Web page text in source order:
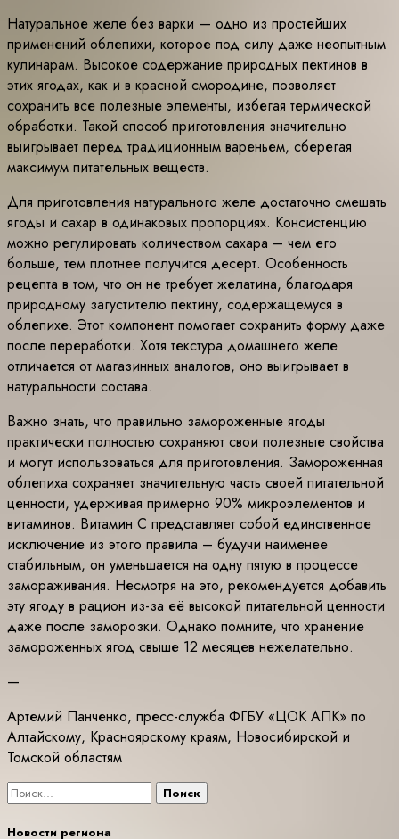
Натуральное желе без варки — одно из простейших
применений облепихи, которое под силу даже неопытным
кулинарам. Высокое содержание природных пектинов в
этих ягодах, как и в красной смородине, позволяет
сохранить все полезные элементы, избегая термической
обработки. Такой способ приготовления значительно
выигрывает перед традиционным вареньем, сберегая
максимум питательных веществ.
Для приготовления натурального желе достаточно смешать
ягоды и сахар в одинаковых пропорциях. Консистенцию
можно регулировать количеством сахара – чем его
больше, тем плотнее получится десерт. Особенность
рецепта в том, что он не требует желатина, благодаря
природному загустителю пектину, содержащемуся в
облепихе. Этот компонент помогает сохранить форму даже
после переработки. Хотя текстура домашнего желе
отличается от магазинных аналогов, оно выигрывает в
натуральности состава.
Важно знать, что правильно замороженные ягоды
практически полностью сохраняют свои полезные свойства
и могут использоваться для приготовления. Замороженная
облепиха сохраняет значительную часть своей питательной
ценности, удерживая примерно 90% микроэлементов и
витаминов. Витамин С представляет собой единственное
исключение из этого правила – будучи наименее
стабильным, он уменьшается на одну пятую в процессе
замораживания. Несмотря на это, рекомендуется добавить
эту ягоду в рацион из-за её высокой питательной ценности
даже после заморозки. Однако помните, что хранение
замороженных ягод свыше 12 месяцев нежелательно.
—
Артемий Панченко, пресс-служба ФГБУ «ЦОК АПК» по
Алтайскому, Красноярскому краям, Новосибирской и
Томской областям
Найти:
Новости региона